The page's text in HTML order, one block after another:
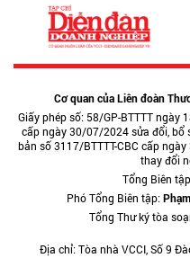
Cơ quan của Liên đoàn
Giấy phép số: 58/GP-BTTTT ngày
cấp ngày 30/07/2024 sửa đổi, bổ
bản số 3117/BTTTT-CBC cấp
thay đổi
Tổng Biên
Phó Tổng Biên tập:
Tổng Thư ký tòa
Địa chỉ: Tòa nhà VCCI, Số 9